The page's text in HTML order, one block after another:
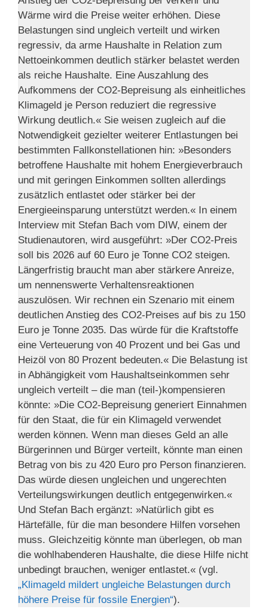
Wärme wird die Preise weiter erhöhen. Diese
Belastungen sind ungleich verteilt und wirken
regressiv, da arme Haushalte in Relation zum
Nettoeinkommen deutlich stärker belastet werden
als reiche Haushalte. Eine Auszahlung des
Aufkommens der CO2-Bepreisung als einheitliches
Klimageld je Person reduziert die regressive
Wirkung deutlich.« Sie weisen zugleich auf die
Notwendigkeit gezielter weiterer Entlastungen bei
bestimmten Fallkonstellationen hin: »Besonders
betroffene Haushalte mit hohem Energieverbrauch
und mit geringen Einkommen sollten allerdings
zusätzlich entlastet oder stärker bei der
Energieeinsparung unterstützt werden.« In einem
Interview mit Stefan Bach vom DIW, einem der
Studienautoren, wird ausgeführt: »Der CO2-Preis
soll bis 2026 auf 60 Euro je Tonne CO2 steigen.
Längerfristig braucht man aber stärkere Anreize,
um nennenswerte Verhaltensreaktionen
auszulösen. Wir rechnen ein Szenario mit einem
deutlichen Anstieg des CO2-Preises auf bis zu 150
Euro je Tonne 2035. Das würde für die Kraftstoffe
eine Verteuerung von 40 Prozent und bei Gas und
Heizöl von 80 Prozent bedeuten.« Die Belastung ist
in Abhängigkeit vom Haushaltseinkommen sehr
ungleich verteilt – die man (teil-)kompensieren
könnte: »Die CO2-Bepreisung generiert Einnahmen
für den Staat, die für ein Klimageld verwendet
werden können. Wenn man dieses Geld an alle
Bürgerinnen und Bürger verteilt, könnte man einen
Betrag von bis zu 420 Euro pro Person finanzieren.
Das würde diesen ungleichen und ungerechten
Verteilungswirkungen deutlich entgegenwirken.«
Und Stefan Bach ergänzt: »Natürlich gibt es
Härtefälle, für die man besondere Hilfen vorsehen
muss. Gleichzeitig könnte man überlegen, ob man
die wohlhabenderen Haushalte, die diese Hilfe nicht
unbedingt brauchen, weniger entlastet.« (vgl.
„Klimageld mildert ungleiche Belastungen durch
höhere Preise für fossile Energien“).